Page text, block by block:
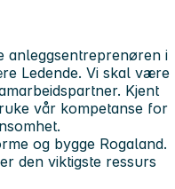
anleggsentreprenøren i
Ledende. Vi skal være
Kjent
vår kompetanse for
og bygge Rogaland.
den viktigste ressurs